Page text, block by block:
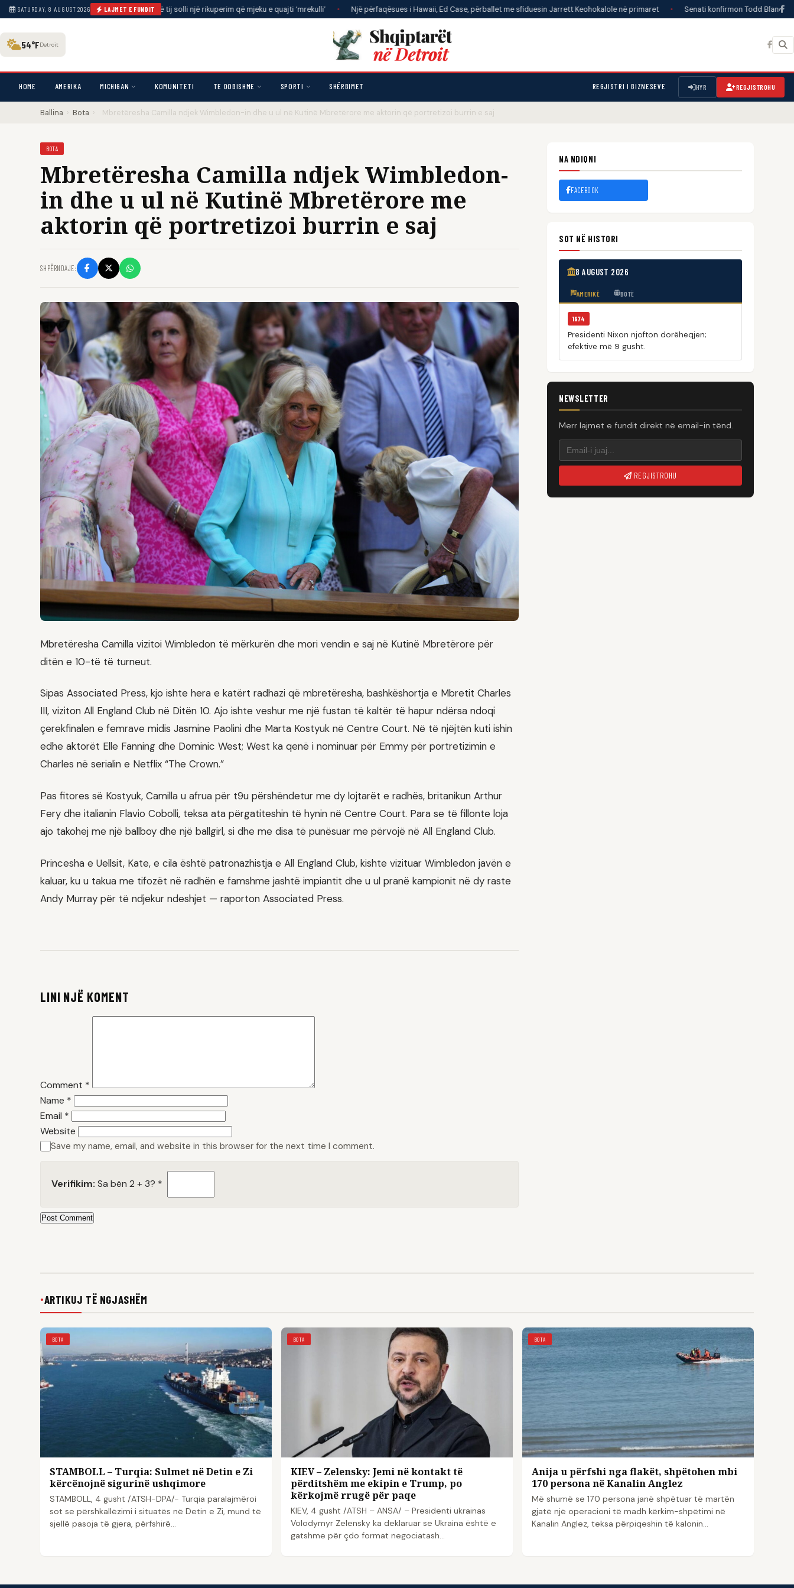
SATURDAY, 8 AUGUST 2026 LAJMET E FUNDIT
të paralizuar; reagimi i gruas së tij solli një rikuperim që mjeku e quajti ‘mrekulli’ • Një përfaqësues i Hawaii, Ed Case, përballet me sfiduesin Jarrett Keohokalole në primaret • Senati konfirmon Todd Blanche si Prokuror i
54°FDetroit
HOME AMERIKA MICHIGAN KOMUNITETI TE DOBISHME SPORTI SHËRBIMET REGJISTRI I BIZNESEVE HYR REGJISTROHU
Ballina › Bota › Mbretëresha Camilla ndjek Wimbledon-in dhe u ul në Kutinë Mbretërore me aktorin që portretizoi burrin e saj
BOTA
Mbretëresha Camilla ndjek Wimbledon-
in dhe u ul në Kutinë Mbretërore me
aktorin që portretizoi burrin e saj
SHPËRNDAJE:
Mbretëresha Camilla vizitoi Wimbledon të mërkurën dhe mori vendin e saj në Kutinë Mbretërore për
ditën e 10-të të turneut.
Sipas Associated Press, kjo ishte hera e katërt radhazi që mbretëresha, bashkëshortja e Mbretit Charles
III, viziton All England Club në Ditën 10. Ajo ishte veshur me një fustan të kaltër të hapur ndërsa ndoqi
çerekfinalen e femrave midis Jasmine Paolini dhe Marta Kostyuk në Centre Court. Në të njëjtën kuti ishin
edhe aktorët Elle Fanning dhe Dominic West; West ka qenë i nominuar për Emmy për portretizimin e
Charles në serialin e Netflix “The Crown.”
Pas fitores së Kostyuk, Camilla u afrua për t9u përshëndetur me dy lojtarët e radhës, britanikun Arthur
Fery dhe italianin Flavio Cobolli, teksa ata përgatiteshin të hynin në Centre Court. Para se të fillonte loja
ajo takohej me një ballboy dhe një ballgirl, si dhe me disa të punësuar me përvojë në All England Club.
Princesha e Uellsit, Kate, e cila është patronazhistja e All England Club, kishte vizituar Wimbledon javën e
kaluar, ku u takua me tifozët në radhën e famshme jashtë impiantit dhe u ul pranë kampionit në dy raste
Andy Murray për të ndjekur ndeshjet — raporton Associated Press.
LINI NJË KOMENT
Comment *
Name *
Email *
Website
Save my name, email, and website in this browser for the next time I comment.
Verifikim: Sa bën 2 + 3? *
Post Comment
NA NDIQNI
FACEBOOK
SOT NË HISTORI
8 AUGUST 2026
AMERIKË BOTË
1974
Presidenti Nixon njofton dorëheqjen;
efektive më 9 gusht.
NEWSLETTER
Merr lajmet e fundit direkt në email-in tënd.
REGJISTROHU
●ARTIKUJ TË NGJASHËM
BOTA
STAMBOLL – Turqia: Sulmet në Detin e Zi
kërcënojnë sigurinë ushqimore
STAMBOLL, 4 gusht /ATSH-DPA/- Turqia paralajmëroi
sot se përshkallëzimi i situatës në Detin e Zi, mund të
sjellë pasoja të gjera, përfshirë…
BOTA
KIEV – Zelensky: Jemi në kontakt të
përditshëm me ekipin e Trump, po
kërkojmë rrugë për paqe
KIEV, 4 gusht /ATSH – ANSA/ – Presidenti ukrainas
Volodymyr Zelensky ka deklaruar se Ukraina është e
gatshme për çdo format negociatash…
BOTA
Anija u përfshi nga flakët, shpëtohen mbi
170 persona në Kanalin Anglez
Më shumë se 170 persona janë shpëtuar të martën
gjatë një operacioni të madh kërkim-shpëtimi në
Kanalin Anglez, teksa përpiqeshin të kalonin…